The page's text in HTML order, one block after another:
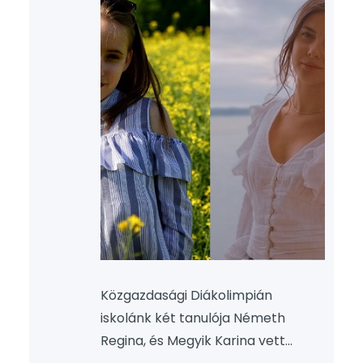
Közgazdasági Diákolimpián
iskolánk két tanulója Németh
Regina, és Megyik Karina vett